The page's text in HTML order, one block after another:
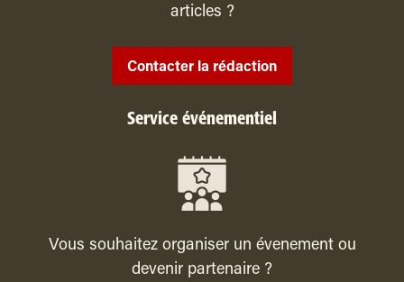
articles ?
Contacter la rédaction
Service événementiel
Vous souhaitez organiser un évenement ou
devenir partenaire ?